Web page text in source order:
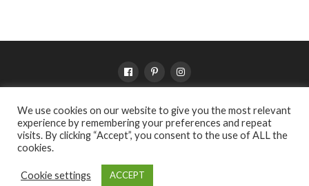
SHOP VERKOOPPUNTEN VOORWAARDEN
PRIVACY
OVER WILDEBRAS
Copyright © 2021 by Wildebras - Please don't use my pictures without
We use cookies on our website to give you the most relevant
experience by remembering your preferences and repeat
visits. By clicking “Accept”, you consent to the use of ALL the
cookies.
Cookie settings ACCEPT